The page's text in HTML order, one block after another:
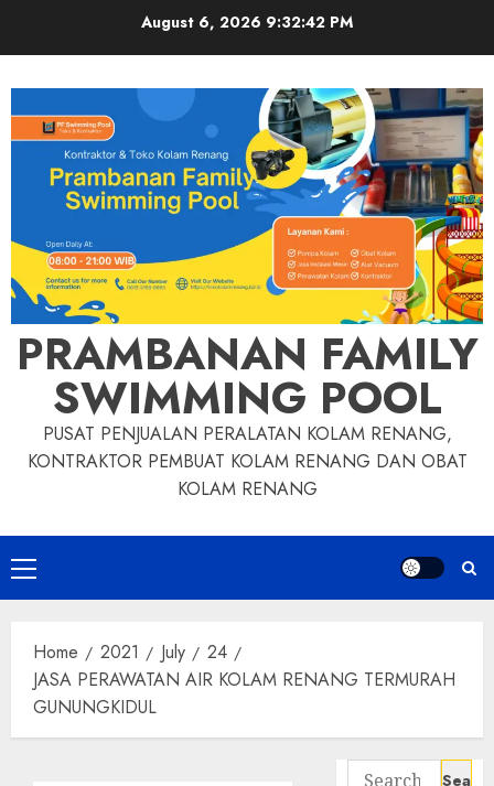
August 6, 2026 9:32:43 PM
PRAMBANAN FAMILY
SWIMMING POOL
PUSAT PENJUALAN PERALATAN KOLAM RENANG,
KONTRAKTOR PEMBUAT KOLAM RENANG DAN OBAT
KOLAM RENANG
Primary
Menu
Home 2021 July
24
JASA PERAWATAN AIR KOLAM RENANG TERMURAH
GUNUNGKIDUL
Search